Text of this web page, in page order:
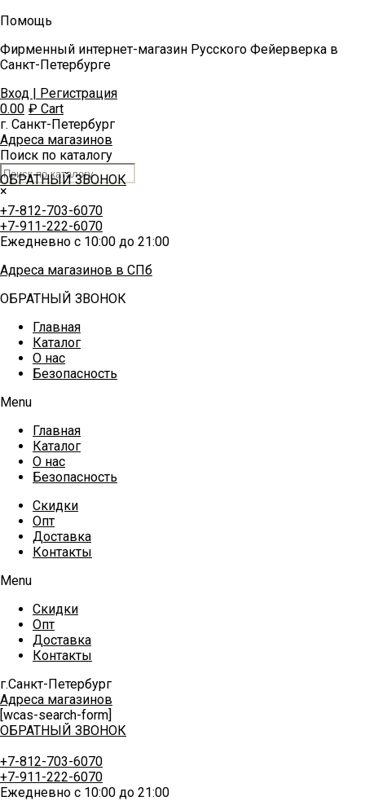
Помощь
Фирменный интернет-магазин Русского Фейерверка в
Санкт-Петербурге
Вход | Регистрация
0.00 ₽ Cart
г. Санкт-Петербург
Адреса магазинов
Поиск по каталогу
×
ОБРАТНЫЙ ЗВОНОК
+7-812-703-6070
+7-911-222-6070
Ежедневно с 10:00 до 21:00
Адреса магазинов в СПб
ОБРАТНЫЙ ЗВОНОК
Главная
Каталог
О нас
Безопасность
Menu
Главная
Каталог
О нас
Безопасность
Скидки
Опт
Доставка
Контакты
Menu
Скидки
Опт
Доставка
Контакты
г.Санкт-Петербург
Адреса магазинов
[wcas-search-form]
ОБРАТНЫЙ ЗВОНОК
+7-812-703-6070
+7-911-222-6070
Ежедневно с 10:00 до 21:00